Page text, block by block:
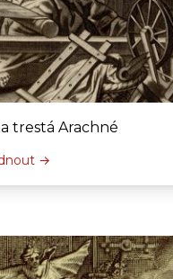
trestá Arachné
→